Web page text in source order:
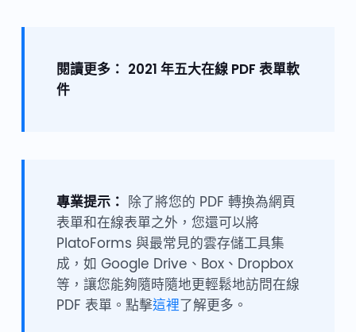
閱讀更多： 2021 年五大在線 PDF 表單軟
件
專業提示： 除了將您的 PDF 轉換為網頁
表單和在線表單之外，您還可以將
PlatoForms 與最常見的雲存儲工具集
成，如 Google Drive、Box、Dropbox
等，讓您能夠隨時隨地更輕鬆地訪問在線
PDF 表單。點擊這裡了解更多。